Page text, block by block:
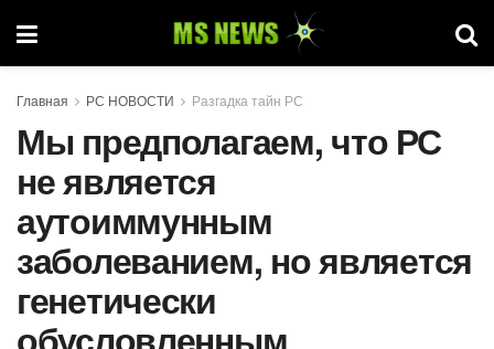
Главная РС НОВОСТИ Разгадка тайн РС
Мы предполагаем, что РС
не является
аутоиммунным
заболеванием, но является
генетически